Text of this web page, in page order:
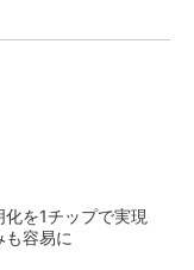
化を1チップで実現
も容易に